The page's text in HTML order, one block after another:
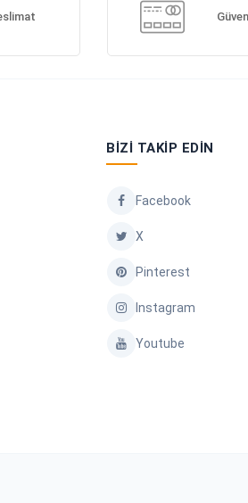
BIZI TAKIP EDIN
Facebook
X
Pinterest
Instagram
Youtube